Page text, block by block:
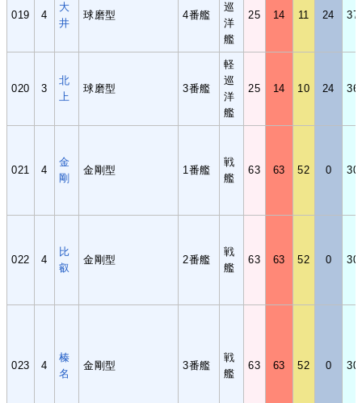
019 4
大
井
球磨型 4番艦
巡
洋
艦
25 14 11 24 37
020 3
北
上
球磨型 3番艦
軽
巡
洋
艦
25 14 10 24 36
021 4
金
剛
金剛型 1番艦
戦
艦
63 63 52 0 30
022 4
比
叡
金剛型 2番艦
戦
艦
63 63 52 0 30
023 4
榛
名
金剛型 3番艦
戦
艦
63 63 52 0 30